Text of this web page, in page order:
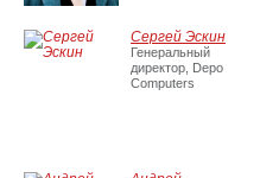
Сергей Эскин
Генеральный
директор, Depo
Computers